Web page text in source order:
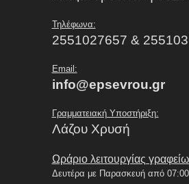
Τηλέφωνα:
2551027657 &
Email:
info@epsevrou.gr
Γραμματειακή Υποστήριξη:
Λάζου Χρυσή
Ωράριο λειτουργίας
Δευτέρα με Παρασκευή από